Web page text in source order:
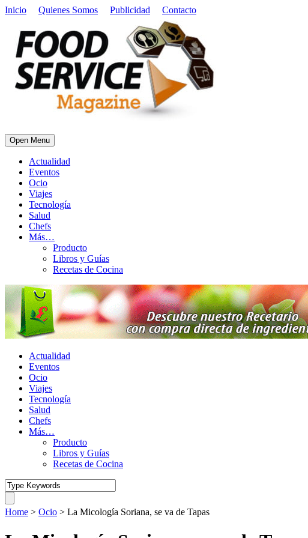
Inicio Quienes Somos Publicidad Contacto
Open Menu
Actualidad
Eventos
Ocio
Viajes
Tecnología
Salud
Chefs
Más…
Producto
Libros y Guías
Recetas de Cocina
Actualidad
Eventos
Ocio
Viajes
Tecnología
Salud
Chefs
Más…
Producto
Libros y Guías
Recetas de Cocina
Home > Ocio > La Micología Soriana, se va de Tapas